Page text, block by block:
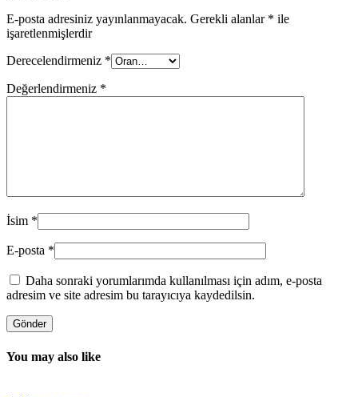
E-posta adresiniz yayınlanmayacak. Gerekli alanlar * ile
işaretlenmişlerdir
Derecelendirmeniz *
Değerlendirmeniz *
İsim *
E-posta *
Daha sonraki yorumlarımda kullanılması için adım, e-posta
adresim ve site adresim bu tarayıcıya kaydedilsin.
You may also like